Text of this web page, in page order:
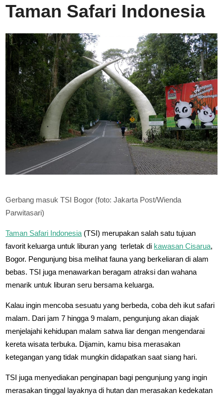
Taman Safari Indonesia
Gerbang masuk TSI Bogor (foto: Jakarta Post/Wienda
Parwitasari)
Taman Safari Indonesia (TSI) merupakan salah satu tujuan
favorit keluarga untuk liburan yang terletak di kawasan Cisarua,
Bogor. Pengunjung bisa melihat fauna yang berkeliaran di alam
bebas. TSI juga menawarkan beragam atraksi dan wahana
menarik untuk liburan seru bersama keluarga.
Kalau ingin mencoba sesuatu yang berbeda, coba deh ikut safari
malam. Dari jam 7 hingga 9 malam, pengunjung akan diajak
menjelajahi kehidupan malam satwa liar dengan mengendarai
kereta wisata terbuka. Dijamin, kamu bisa merasakan
ketegangan yang tidak mungkin didapatkan saat siang hari.
TSI juga menyediakan penginapan bagi pengunjung yang ingin
merasakan tinggal layaknya di hutan dan merasakan kedekatan